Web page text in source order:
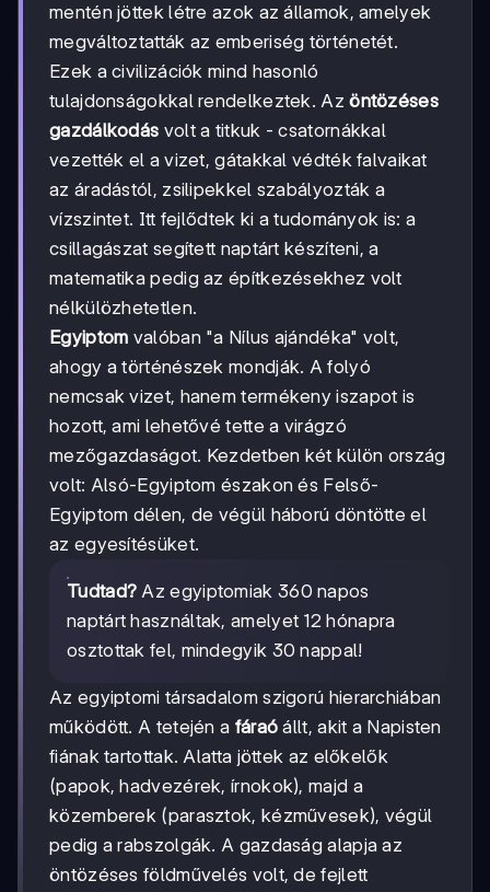
mentén jöttek létre azok az államok, amelyek
megváltoztatták az emberiség történetét.
Ezek a civilizációk mind hasonló
tulajdonságokkal rendelkeztek. Azöntözéses
gazdálkodás volt a titkuk - csatornákkal
vezették el a vizet, gátakkal védték falvaikat
az áradástól, zsilipekkel szabályozták a
vízszintet. Itt fejlődtek ki a tudományok is: a
csillagászat segített naptárt készíteni, a
matematika pedig az építkezésekhez volt
nélkülözhetetlen.
Egyiptom valóban "a Nílus ajándéka" volt,
ahogy a történészek mondják. A folyó
nemcsak vizet, hanem termékeny iszapot is
hozott, ami lehetővé tette a virágzó
mezőgazdaságot. Kezdetben két külön ország
volt: Alsó-Egyiptom északon és Felső-
Egyiptom délen, de végül háború döntötte el
az egyesítésüket.
Tudtad? Az egyiptomiak 360 napos
naptárt használtak, amelyet 12 hónapra
osztottak fel, mindegyik 30 nappal!
Az egyiptomi társadalom szigorú hierarchiában
működött. A tetején a fáraó állt, akit a Napisten
fiának tartottak. Alatta jöttek az előkelők
(papok, hadvezérek, írnokok), majd a
közemberek (parasztok, kézművesek), végül
pedig a rabszolgák. A gazdaság alapja az
öntözéses földművelés volt, de fejlett